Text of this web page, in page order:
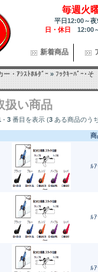
毎週火
平日12:00～
日・休日 12:00
新着商品
ー・ｱｼｽﾄﾎﾙﾀﾞｰ»ﾌｯｸｷｰﾊﾟｰ･そ
扱い商品
- 3 番目を表示 (3 ある商品のう
商
ﾙ
ﾙ
ﾙ